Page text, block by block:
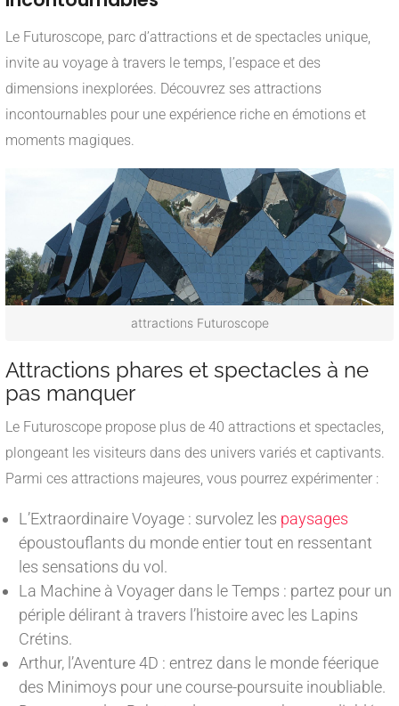
Le Futuroscope, parc d’attractions et de spectacles unique,
invite au voyage à travers le temps, l’espace et des
dimensions inexplorées. Découvrez ses attractions
incontournables pour une expérience riche en émotions et
moments magiques.
attractions Futuroscope
Attractions phares et spectacles à ne
pas manquer
Le Futuroscope propose plus de 40 attractions et spectacles,
plongeant les visiteurs dans des univers variés et captivants.
Parmi ces attractions majeures, vous pourrez expérimenter :
L’Extraordinaire Voyage : survolez les paysages
époustouflants du monde entier tout en ressentant
les sensations du vol.
La Machine à Voyager dans le Temps : partez pour un
périple délirant à travers l’histoire avec les Lapins
Crétins.
Arthur, l’Aventure 4D : entrez dans le monde féerique
des Minimoys pour une course-poursuite inoubliable.